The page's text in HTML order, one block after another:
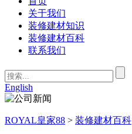
关于我们
装修建材知识
装修建材百科
联系我们
English
ROYAL皇家88 > 装修建材百科